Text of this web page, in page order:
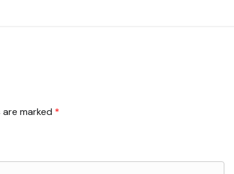
marked *